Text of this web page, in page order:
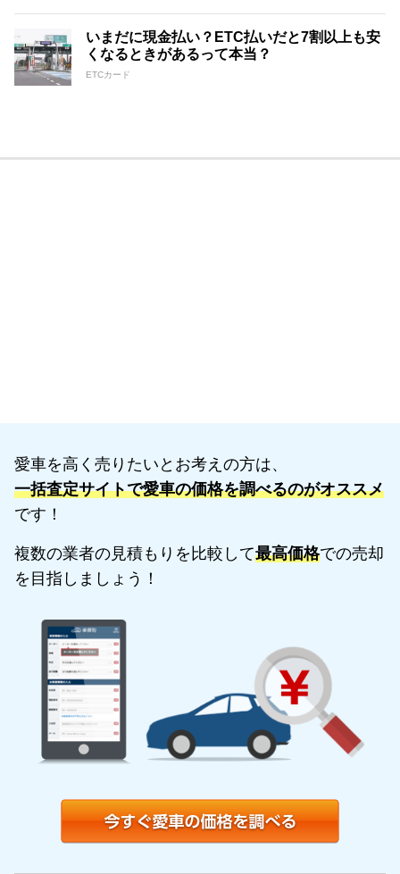
いまだに現金払い？ETC払いだと7割以上も安
くなるときがあるって本当？
ETCカード
愛車を高く売りたいとお考えの方は、
一括査定サイトで愛車の価格を調べるのがオススメ
です！
複数の業者の見積もりを比較して最高価格での売却
を目指しましょう！